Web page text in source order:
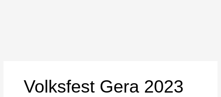
Volksfest Gera 2023